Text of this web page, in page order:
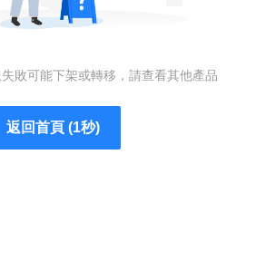
敗可能下架或轉移，請查看其他產品
返回首頁 (1秒)